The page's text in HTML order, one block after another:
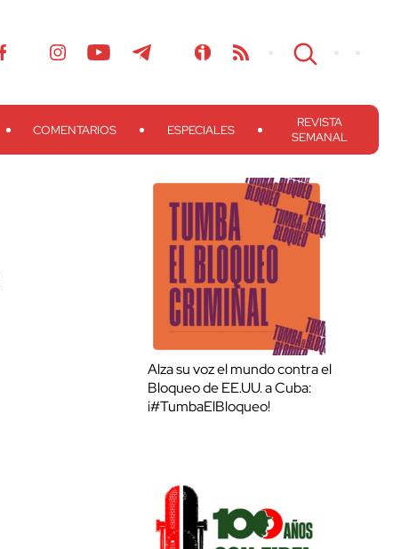
COMENTARIOS ESPECIALES
REVISTA
SEMANAL
Alza su voz el mundo contra el
Bloqueo de EE.UU. a Cuba:
¡#TumbaElBloqueo!